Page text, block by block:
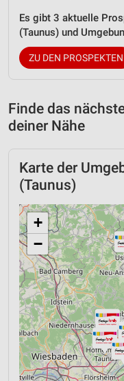
Es gibt 3 aktuelle
(Taunus) und
ZU DEN PROSPEKTEN
Finde das
deiner Nähe
Karte der
(Taunus)
+
−